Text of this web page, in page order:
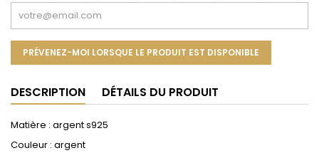
PRÉVENEZ-MOI LORSQUE LE PRODUIT EST DISPONIBLE
DESCRIPTION DÉTAILS DU PRODUIT
Matière : argent s925
Couleur : argent